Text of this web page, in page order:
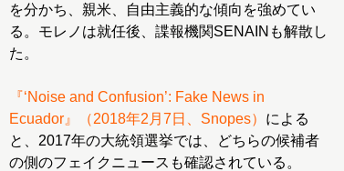
を分かち、親米、自由主義的な傾向を強めてい
る。モレノは就任後、諜報機関SENAINも解散し
た。
『‘Noise and Confusion’: Fake News in
Ecuador』（2018年2月7日、Snopes） による
と、2017年の大統領選挙では、どちらの候補者
の側のフェイクニュースも確認されている。